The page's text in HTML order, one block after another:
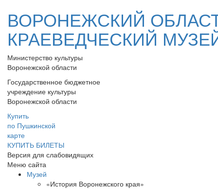
ВОРОНЕЖСКИЙ
КРАЕВЕДЧЕСКИЙ
Министерство культуры
Воронежской области
Государственное бюджетное
учреждение культуры
Воронежской области
Купить
по Пушкинской
карте
КУПИТЬ БИЛЕТЫ
Версия для слабовидящих
Меню сайта
Музей
«История Воронежского края»